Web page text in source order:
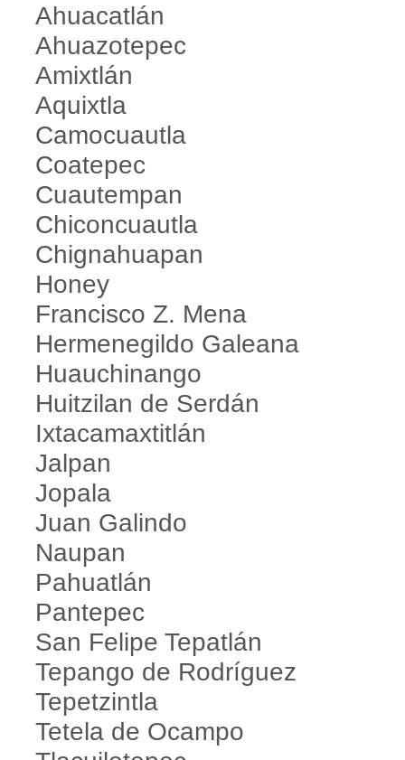
Ahuacatlán
Ahuazotepec
Amixtlán
Aquixtla
Camocuautla
Coatepec
Cuautempan
Chiconcuautla
Chignahuapan
Honey
Francisco Z. Mena
Hermenegildo Galeana
Huauchinango
Huitzilan de Serdán
Ixtacamaxtitlán
Jalpan
Jopala
Juan Galindo
Naupan
Pahuatlán
Pantepec
San Felipe Tepatlán
Tepango de Rodríguez
Tepetzintla
Tetela de Ocampo